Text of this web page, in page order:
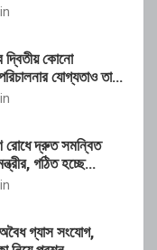
দ্বিতীয় কোনো
যোগ্যতাও তাদের
রোধে দ্রুত সমন্বিত
গঠিত হচ্ছে
গ্যাস সংযোগ,